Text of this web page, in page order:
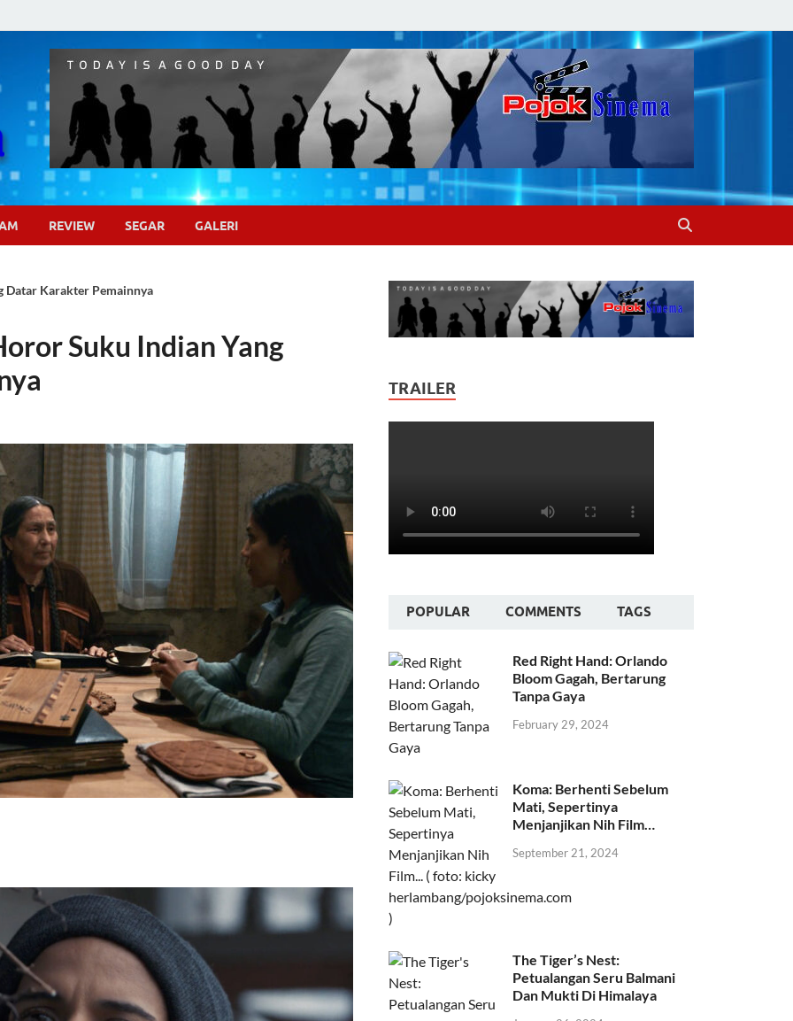
Pojok Sinema
REVIEW SEGAR GALERI
Datar Karakter Pemainnya
Suku Indian Yang
TRAILER
POPULAR COMMENTS TAGS
Red Right Hand: Orlando
Bloom Gagah, Bertarung
Tanpa Gaya
February 29, 2024
Koma: Berhenti Sebelum
Mati, Sepertinya
Menjanjikan Nih Film…
September 21, 2024
The Tiger’s Nest:
Petualangan Seru Balmani
Dan Mukti Di Himalaya